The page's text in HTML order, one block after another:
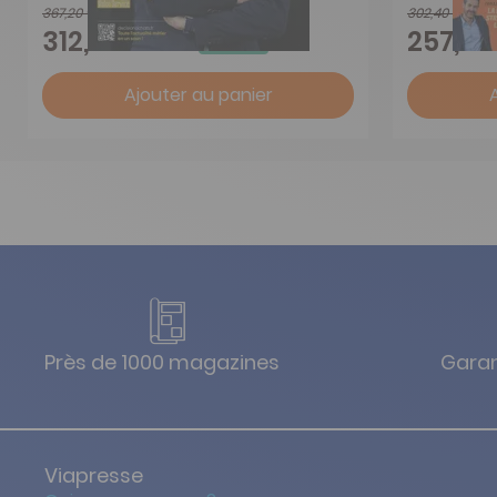
367,20 €
312,12 €
Ajouter au panier
302,40 €
Près de 1000 magazines
Viapresse